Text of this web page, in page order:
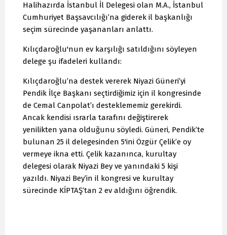
Halihazırda İstanbul İl Delegesi olan M.A., İstanbul
Cumhuriyet Başsavcılığı’na giderek il başkanlığı
seçim sürecinde yaşananları anlattı.
Kılıçdaroğlu'nun ev karşılığı satıldığını söyleyen
delege şu ifadeleri kullandı:
Kılıçdaroğlu’na destek vererek Niyazi Güneri’yi
Pendik İlçe Başkanı seçtirdiğimiz için il kongresinde
de Cemal Canpolat’ı desteklememiz gerekirdi.
Ancak kendisi ısrarla tarafını değiştirerek
yenilikten yana olduğunu söyledi. Güneri, Pendik’te
bulunan 25 il delegesinden 5'ini Özgür Çelik’e oy
vermeye ikna etti. Çelik kazanınca, kurultay
delegesi olarak Niyazi Bey ve yanındaki 5 kişi
yazıldı. Niyazi Bey’in il kongresi ve kurultay
sürecinde KİPTAŞ’tan 2 ev aldığını öğrendik.